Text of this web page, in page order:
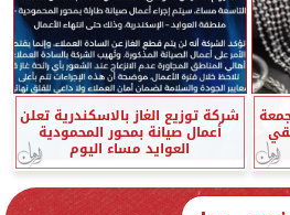
شركة توزيع الغاز بالاسكندرية تعلن
أعمال صيانة بمحور المحمودية
العوايد مساء اليوم